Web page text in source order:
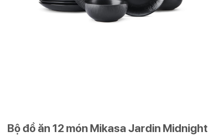
Bộ đồ ăn 12 món Mikasa Jardin Midnight